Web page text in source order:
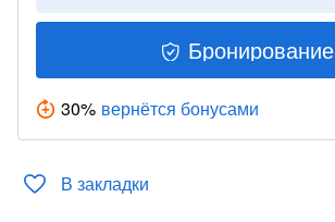
Бронирование
30% вернётся бонусами
В закладки